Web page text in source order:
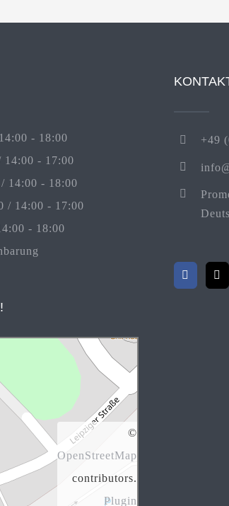
- 18:00
14:00 - 17:00
14:00 - 18:00
/ 14:00 - 17:00
- 18:00
©
OpenStreetMap
contributors.
Plugin
+49